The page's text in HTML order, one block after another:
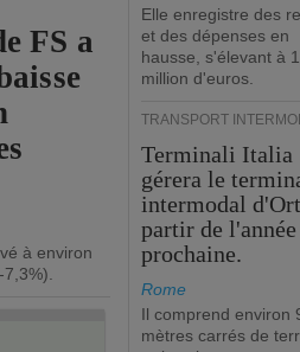
FS a
à environ
Elle enregistre des
et des dépenses en
hausse, s'élevant à
million d'euros.
TRANSPORT
Terminali Italia
gérera le
intermodal
partir de l'année
prochaine.
Rome
Il comprend environ
mètres carrés de